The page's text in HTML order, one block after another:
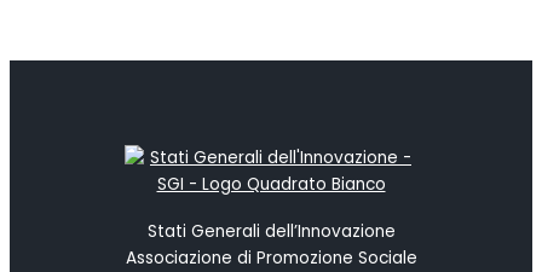
Stati Generali dell’Innovazione
Associazione di Promozione Sociale